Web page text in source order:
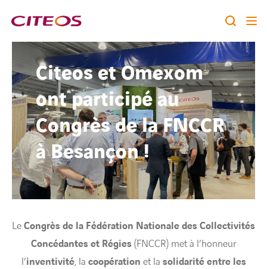
Notre identité
Nos expertises
Nos références
Nous rejoindre
A la une
Contact
twitter linkedinyoutube
Rechercher :
Citeos et Omexom
ont participé au
Congrès de la FNCCR
à Besançon !
LeCongrès de la Fédération Nationale des Collectivités
Concédantes et Régies (FNCCR) met à l’honneur
l’inventivité, la coopération et la solidarité entre les